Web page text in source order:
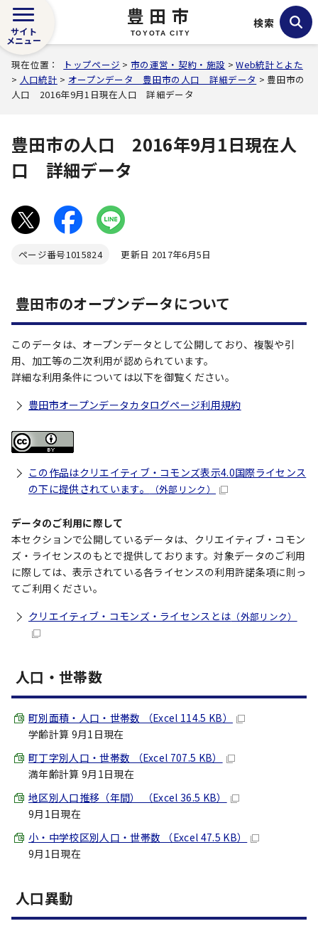
豊田市
TOYOTA CITY
サイト
メニュー
検索
現在位置： トップページ >市の運営・契約・施設 >Web統計とよた
> 人口統計 > オープンデータ 豊田市の人口 詳細データ > 豊田市の
人口 2016年9月1日現在人口 詳細データ
豊田市の人口 2016年9月1日現在人
口 詳細データ
ページ番号1015824 更新日 2017年6月5日
豊田市のオープンデータについて
このデータは、オープンデータとして公開しており、複製や引
用、加工等の二次利用が認められています。
詳細な利用条件については以下を御覧ください。
豊田市オープンデータカタログページ利用規約
この作品はクリエイティブ・コモンズ表示4.0国際ライセンス
の下に提供されています。
（外部リンク）
データのご利用に際して
本セクションで公開しているデータは、クリエイティブ・コモン
ズ・ライセンスのもとで提供しております。対象データのご利用
に際しては、表示されている各ライセンスの利用許諾条項に則っ
てご利用ください。
クリエイティブ・コモンズ・ライセンスとは （外部リンク）
人口・世帯数
町別面積・人口・世帯数 （Excel 114.5 KB）
学齢計算 9月1日現在
町丁字別人口・世帯数 （Excel 707.5 KB）
満年齢計算 9月1日現在
地区別人口推移（年間） （Excel 36.5 KB）
9月1日現在
小・中学校区別人口・世帯数 （Excel 47.5 KB）
9月1日現在
人口異動